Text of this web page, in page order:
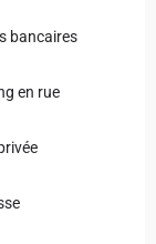
bancaires
en rue